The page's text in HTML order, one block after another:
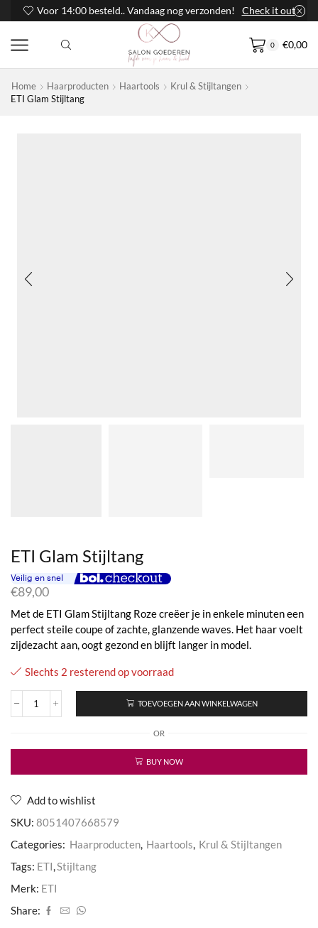
Voor 14:00 besteld.. Vandaag nog verzonden! Check it out
0 €0,00
Home Haarproducten Haartools
Krul & Stijltangen
ETI Glam Stijltang
ETI Glam Stijltang
€89,00
Met de ETI Glam Stijltang Roze creëer je in enkele minuten een
perfect steile coupe of zachte, glanzende waves. Het haar voelt
zijdezacht aan, oogt gezond en blijft langer in model.
Slechts 2 resterend op voorraad
ETI
aantal
TOEVOEGEN AAN WINKELWAGEN
OR
BUY NOW
Add to wishlist
SKU: 8051407668579
Categories: Haarproducten, Haartools, Krul & Stijltangen
Tags: ETI,Stijltang
Merk: ETI
Share: